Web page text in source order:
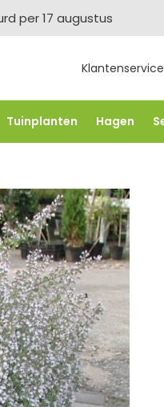
per 17 augustus
Klantenservice
Tuinplanten Hagen
-5% vanaf